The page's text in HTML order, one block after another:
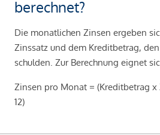
berechnet?
Die monatlichen Zinsen ergeben
Zinssatz und dem Kreditbetrag,
schulden. Zur Berechnung eignet
Zinsen pro Monat = (Kreditbetrag x
12)